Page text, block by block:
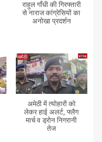
राहुल गाँधी की गिरफ्तारी
से नाराज कांग्रेसियों का
अनोखा प्रदर्शन
अमेठी में त्योहारों को
लेकर हाई अलर्ट, फ्लैग
मार्च व ड्रोन निगरानी
तेज